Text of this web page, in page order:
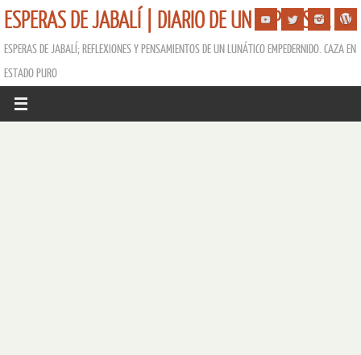
ESPERAS DE JABALÍ | DIARIO DE UN ESPERISTA
ESPERAS DE JABALÍ; REFLEXIONES Y PENSAMIENTOS DE UN LUNÁTICO EMPEDERNIDO. CAZA EN
ESTADO PURO